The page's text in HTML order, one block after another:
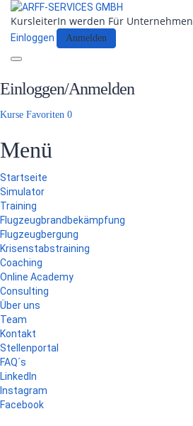
KursleiterIn werden Für Unternehmen
Einloggen Anmelden
Einloggen/Anmelden
Kurse Favoriten 0
Menü
Startseite
Simulator
Training
Flugzeugbrandbekämpfung
Flugzeugbergung
Krisenstabstraining
Coaching
Online Academy
Consulting
Über uns
Team
Kontakt
Stellenportal
FAQ´s
LinkedIn
Instagram
Facebook